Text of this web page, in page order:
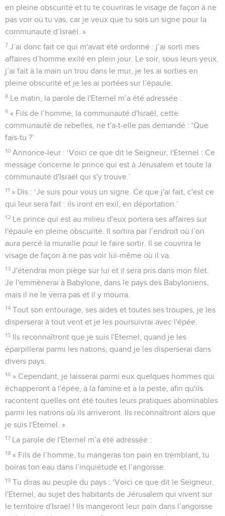
en pleine obscurité et tu te couvriras le visage de façon à ne
pas voir où tu vas, car je veux que tu sois un signe pour la
communauté d’Israël. »
7 J’ai donc fait ce qui m'avait été ordonné : j’ai sorti mes
affaires d’homme exilé en plein jour. Le soir, sous leurs yeux,
j’ai fait à la main un trou dans le mur, je les ai sorties en
pleine obscurité et je les ai portées sur l’épaule.
8 Le matin, la parole de l'Eternel m’a été adressée :
9 « Fils de l’homme, la communauté d'Israël, cette
communauté de rebelles, ne t'a-t-elle pas demandé : ‘Que
fais-tu ?’
10 Annonce-leur : ‘Voici ce que dit le Seigneur, l'Eternel : Ce
message concerne le prince qui est à Jérusalem et toute la
communauté d'Israël qui s'y trouve.’
11 » Dis : ‘Je suis pour vous un signe. Ce que j'ai fait, c'est ce
qui leur sera fait : ils iront en exil, en déportation.’
12 Le prince qui est au milieu d'eux portera ses affaires sur
l'épaule en pleine obscurité. Il sortira par l’endroit où l’on
aura percé la muraille pour le faire sortir. Il se couvrira le
visage de façon à ne pas voir lui-même où il va.
13 J'étendrai mon piège sur lui et il sera pris dans mon filet.
Je l'emmènerai à Babylone, dans le pays des Babyloniens,
mais il ne le verra pas et il y mourra.
14 Tout son entourage, ses aides et toutes ses troupes, je les
disperserai à tout vent et je les poursuivrai avec l'épée.
15 Ils reconnaîtront que je suis l'Eternel, quand je les
éparpillerai parmi les nations, quand je les disperserai dans
divers pays.
16 » Cependant, je laisserai parmi eux quelques hommes qui
échapperont à l'épée, à la famine et à la peste, afin qu'ils
racontent quelles ont été toutes leurs pratiques abominables
parmi les nations où ils arriveront. Ils reconnaîtront alors que
je suis l'Eternel. »
17 La parole de l'Eternel m’a été adressée :
18 « Fils de l’homme, tu mangeras ton pain en tremblant, tu
boiras ton eau dans l’inquiétude et l’angoisse.
19 Tu diras au peuple du pays : ‘Voici ce que dit le Seigneur,
l'Eternel, au sujet des habitants de Jérusalem qui vivent sur
le territoire d'Israël ! Ils mangeront leur pain dans l’angoisse